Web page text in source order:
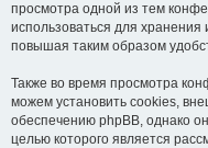
просмотра одной из тем
использоваться для
повышая таким образом
Также во время просмотра
можем установить cookies,
обеспечению phpBB, однако
целью которого является